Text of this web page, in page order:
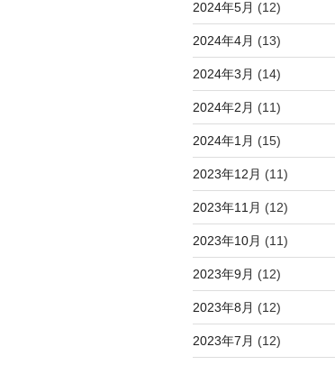
2024年5月 (12)
2024年4月 (13)
2024年3月 (14)
2024年2月 (11)
2024年1月 (15)
2023年12月 (11)
2023年11月 (12)
2023年10月 (11)
2023年9月 (12)
2023年8月 (12)
2023年7月 (12)